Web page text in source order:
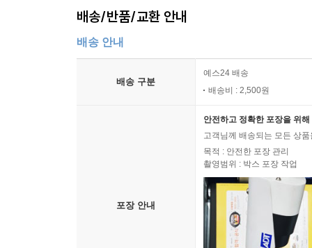
배송/반품/교환 안내
배송 안내
배송 구분
예스24 배송
배송비 : 2,500원
포장 안내
안전하고 정확한 포장을 위
고객님께 배송되는 모든 상
목적 : 안전한 포장 관리
촬영범위 : 박스 포장 작업